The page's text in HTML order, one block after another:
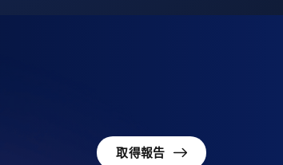
取得報告